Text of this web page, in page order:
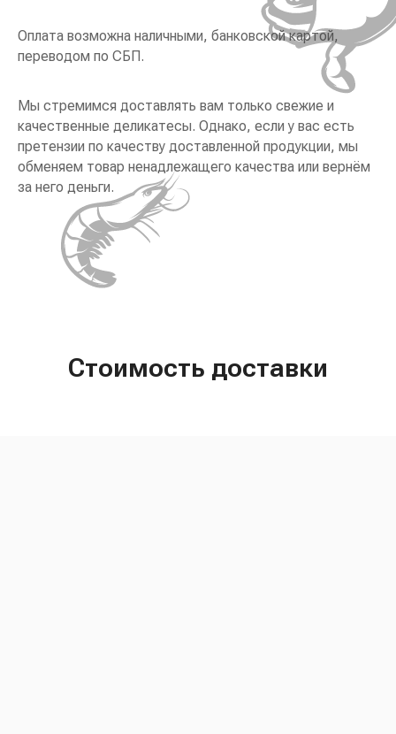
Оплата возможна наличными, банковской картой,
переводом по СБП.
Мы стремимся доставлять вам только свежие и
качественные деликатесы. Однако, если у вас есть
претензии по качеству доставленной продукции, мы
обменяем товар ненадлежащего качества или вернём
за него деньги.
Стоимость доставки